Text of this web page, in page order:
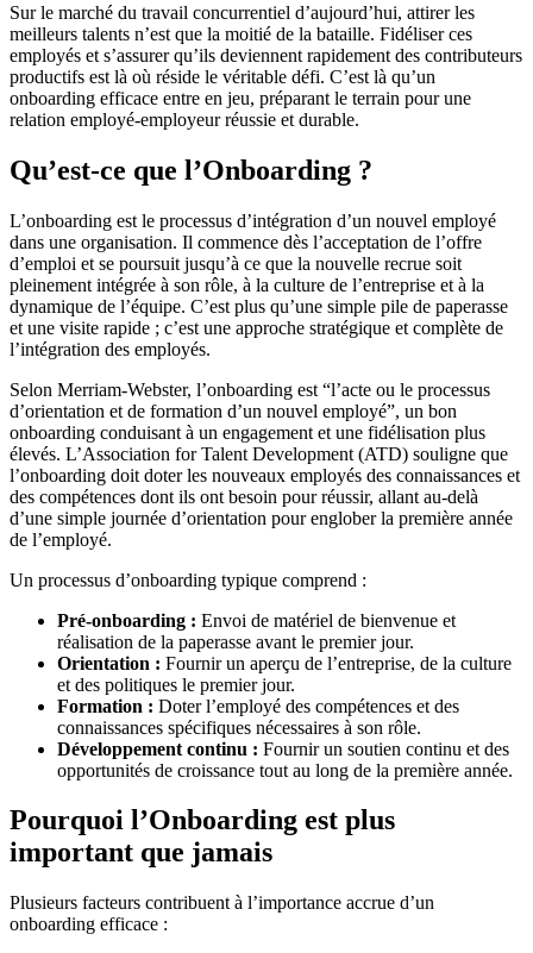
Sur le marché du travail concurrentiel d’aujourd’hui, attirer les
meilleurs talents n’est que la moitié de la bataille. Fidéliser ces
employés et s’assurer qu’ils deviennent rapidement des contributeurs
productifs est là où réside le véritable défi. C’est là qu’un
onboarding efficace entre en jeu, préparant le terrain pour une
relation employé-employeur réussie et durable.
Qu’est-ce que l’Onboarding ?
L’onboarding est le processus d’intégration d’un nouvel employé
dans une organisation. Il commence dès l’acceptation de l’offre
d’emploi et se poursuit jusqu’à ce que la nouvelle recrue soit
pleinement intégrée à son rôle, à la culture de l’entreprise et à la
dynamique de l’équipe. C’est plus qu’une simple pile de paperasse
et une visite rapide ; c’est une approche stratégique et complète de
l’intégration des employés.
Selon Merriam-Webster, l’onboarding est “l’acte ou le processus
d’orientation et de formation d’un nouvel employé”, un bon
onboarding conduisant à un engagement et une fidélisation plus
élevés. L’Association for Talent Development (ATD) souligne que
l’onboarding doit doter les nouveaux employés des connaissances et
des compétences dont ils ont besoin pour réussir, allant au-delà
d’une simple journée d’orientation pour englober la première année
de l’employé.
Un processus d’onboarding typique comprend :
Pré-onboarding : Envoi de matériel de bienvenue et
réalisation de la paperasse avant le premier jour.
Orientation : Fournir un aperçu de l’entreprise, de la culture
et des politiques le premier jour.
Formation : Doter l’employé des compétences et des
connaissances spécifiques nécessaires à son rôle.
Développement continu : Fournir un soutien continu et des
opportunités de croissance tout au long de la première année.
Pourquoi l’Onboarding est plus
important que jamais
Plusieurs facteurs contribuent à l’importance accrue d’un
onboarding efficace :